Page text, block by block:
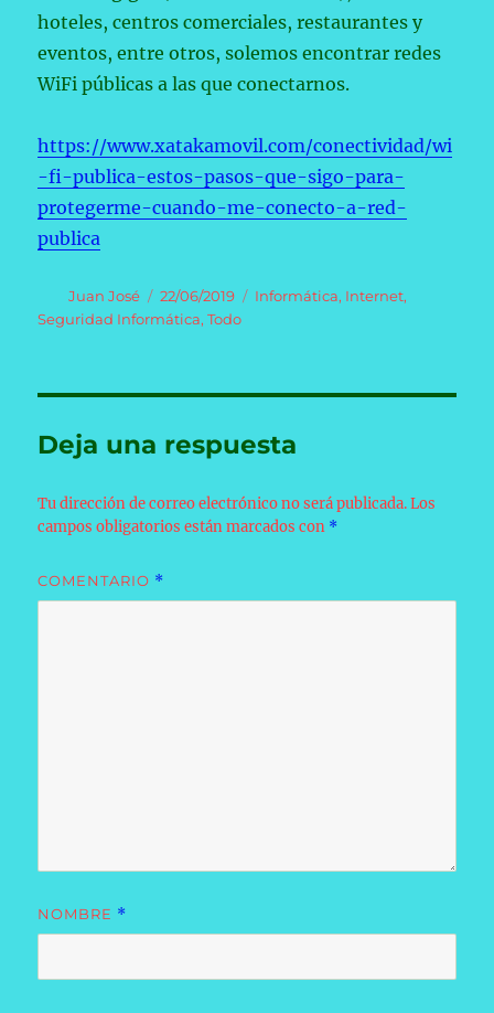
hoteles, centros comerciales, restaurantes y
eventos, entre otros, solemos encontrar redes
WiFi públicas a las que conectarnos.
https://www.xatakamovil.com/conectividad/wi
-fi-publica-estos-pasos-que-sigo-para-
protegerme-cuando-me-conecto-a-red-
publica
Autor
Juan José
Publicado
el
22/06/2019 Categorías
Informática, Internet,
Seguridad Informática,Todo
Deja una respuesta
Tu dirección de correo electrónico no será publicada. Los
campos obligatorios están marcados con *
COMENTARIO *
NOMBRE *